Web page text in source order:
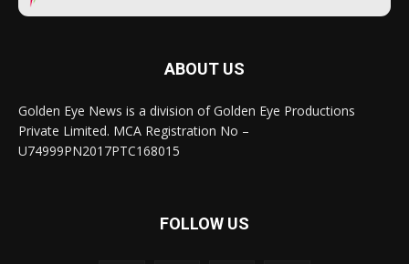
ABOUT US
Golden Eye News is a division of Golden Eye Productions
Private Limited. MCA Registration No –
U74999PN2017PTC168015
FOLLOW US